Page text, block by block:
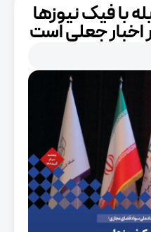
با فیک نیوزها
جعلی است